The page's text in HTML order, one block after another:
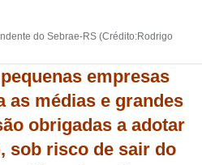
do Sebrae-RS (Crédito:Rodrigo
empresas
as médias e grandes
obrigadas a adotar
sob risco de sair do